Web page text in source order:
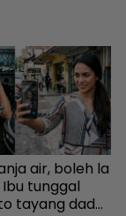
air, boleh la
tunggal
tayang dada,